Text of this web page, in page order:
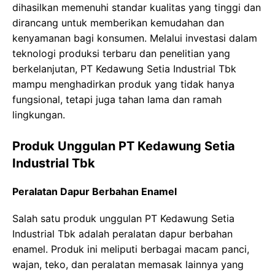
dihasilkan memenuhi standar kualitas yang tinggi dan
dirancang untuk memberikan kemudahan dan
kenyamanan bagi konsumen. Melalui investasi dalam
teknologi produksi terbaru dan penelitian yang
berkelanjutan, PT Kedawung Setia Industrial Tbk
mampu menghadirkan produk yang tidak hanya
fungsional, tetapi juga tahan lama dan ramah
lingkungan.
Produk Unggulan PT Kedawung Setia
Industrial Tbk
Peralatan Dapur Berbahan Enamel
Salah satu produk unggulan PT Kedawung Setia
Industrial Tbk adalah peralatan dapur berbahan
enamel. Produk ini meliputi berbagai macam panci,
wajan, teko, dan peralatan memasak lainnya yang